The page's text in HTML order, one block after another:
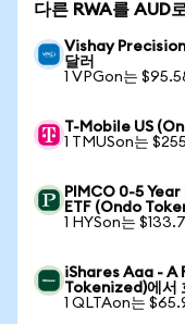
다른 RWA를 AUD
Vishay
달러
1 VPGon는
T-Mobile US
1 TMUSon는
PIMCO 0-5
ETF (Ondo
1 HYSon는
iShares Aaa - A
Tokenized)에서
1 QLTAon는